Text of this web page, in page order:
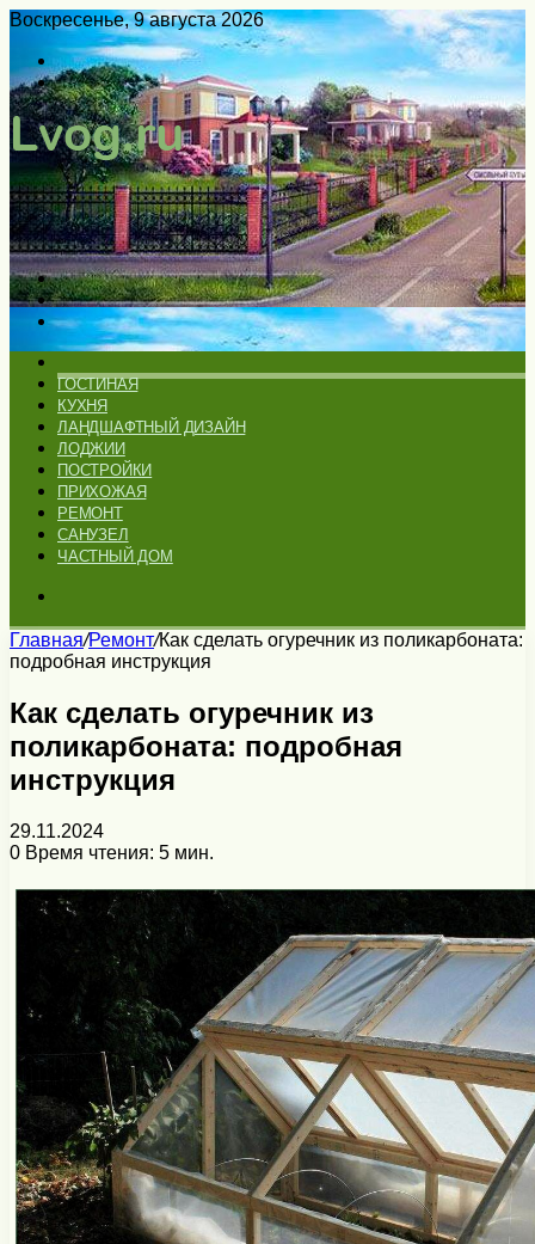
Воскресенье, 9 августа 2026
Войти
Switch
skin
Меню
Искать
Switch
skin
ГОСТИНАЯ
КУХНЯ
ЛАНДШАФТНЫЙ ДИЗАЙН
ЛОДЖИИ
ПОСТРОЙКИ
ПРИХОЖАЯ
РЕМОНТ
САНУЗЕЛ
ЧАСТНЫЙ ДОМ
Главная/Ремонт/Как сделать огуречник из поликарбоната:
подробная инструкция
Как сделать огуречник из
поликарбоната: подробная
инструкция
29.11.2024
0 Время чтения: 5 мин.